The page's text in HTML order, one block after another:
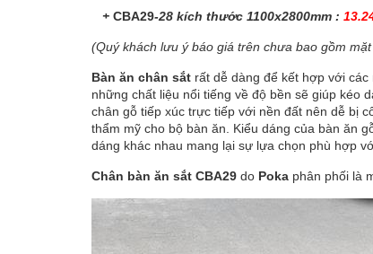
+ CBA29-28 kích thước 1100x2800mm :
(Quý khách lưu ý báo giá trên chưa bao gồm
Bàn ăn chân sắt rất dễ dàng để kết hợp với
những chất liệu nổi tiếng về độ bền sẽ giúp kéo
chân gỗ tiếp xúc trực tiếp với nền đất nên dễ bị
thẩm mỹ cho bộ bàn ăn. Kiểu dáng của bàn ăn
dáng khác nhau mang lại sự lựa chọn phù hợp
Chân bàn ăn sắt CBA29 do Poka phân phối là